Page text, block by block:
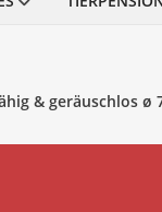
& geräuschlos ø